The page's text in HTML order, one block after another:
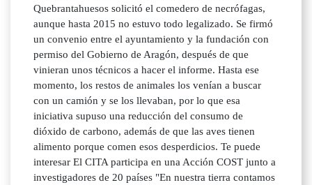
Quebrantahuesos solicitó el comedero de necrófagas,
aunque hasta 2015 no estuvo todo legalizado. Se firmó
un convenio entre el ayuntamiento y la fundación con
permiso del Gobierno de Aragón, después de que
vinieran unos técnicos a hacer el informe. Hasta ese
momento, los restos de animales los venían a buscar
con un camión y se los llevaban, por lo que esa
iniciativa supuso una reducción del consumo de
dióxido de carbono, además de que las aves tienen
alimento porque comen esos desperdicios. Te puede
interesar El CITA participa en una Acción COST junto a
investigadores de 20 países "En nuestra tierra contamos